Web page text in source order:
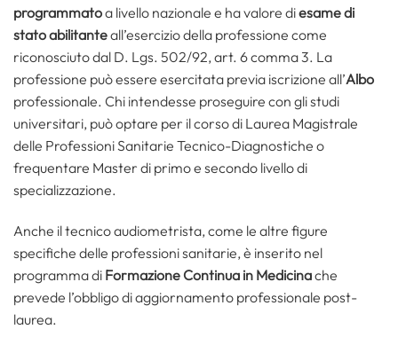
programmatoa livello nazionale e ha valore diesame di
stato abilitanteall’esercizio della professione come
riconosciuto dal D. Lgs. 502/92, art. 6 comma 3. La
professione può essere esercitata previa iscrizione all’Albo
professionale. Chi intendesse proseguire con gli studi
universitari, può optare per il corso di Laurea Magistrale
delle Professioni Sanitarie Tecnico-Diagnostiche o
frequentare Master di primo e secondo livello di
specializzazione.
Anche il tecnico audiometrista, come le altre figure
specifiche delle professioni sanitarie, è inserito nel
programma di Formazione Continua in Medicinache
prevede l’obbligo di aggiornamento professionale post-
laurea.